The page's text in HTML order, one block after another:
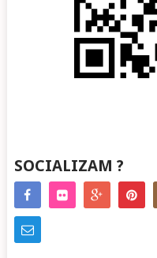
SOCIALIZAM ?